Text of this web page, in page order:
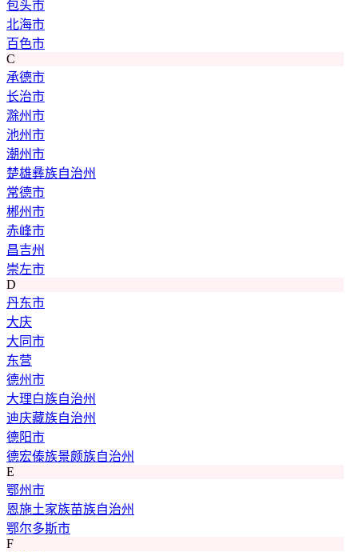
包头市
北海市
百色市
C
承德市
长治市
滁州市
池州市
潮州市
楚雄彝族自治州
常德市
郴州市
赤峰市
昌吉州
崇左市
D
丹东市
大庆
大同市
东营
德州市
大理白族自治州
迪庆藏族自治州
德阳市
德宏傣族景颇族自治州
E
鄂州市
恩施土家族苗族自治州
鄂尔多斯市
F